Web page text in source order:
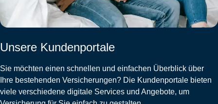
Unsere Kundenportale
Sie möchten einen schnellen und einfachen Überblick über
Ihre bestehenden Versicherungen? Die Kundenportale bieten
viele verschiedene digitale Services und Angebote, um